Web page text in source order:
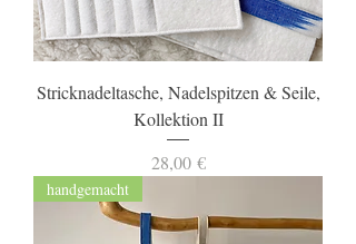
Stricknadeltasche, Nadelspitzen & Seile,
Kollektion II
Preis
28,00 €
handgemacht